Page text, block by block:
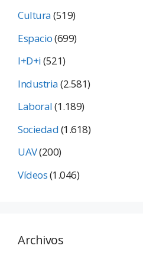
Cultura(519)
Espacio(699)
I+D+i(521)
Industria(2.581)
Laboral(1.189)
Sociedad(1.618)
UAV(200)
Vídeos(1.046)
Archivos